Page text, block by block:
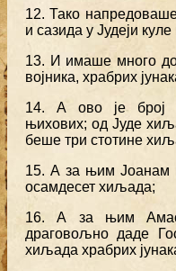
12. Тако
и сазида у Јудеји
13. И имаше много
војника, храбрих
14. А ово је број
њихових; од Јуде
беше три стотине
15. А за њим Јоанам
осамдесет хиљада;
16. А за њим
драговољно даде
хиљада храбрих